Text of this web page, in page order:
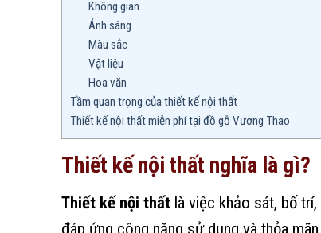
Không gian
Ánh sáng
Màu sắc
Vật liệu
Hoa văn
Tầm quan trọng của thiết kế nội thất
Thiết kế nội thất miễn phí tại đồ gỗ Vương Thao
Thiết kế nội thất nghĩa là gì?
Thiết kế nội thất là việc khảo sát, bố
đáp ứng công năng sử dụng và thỏa